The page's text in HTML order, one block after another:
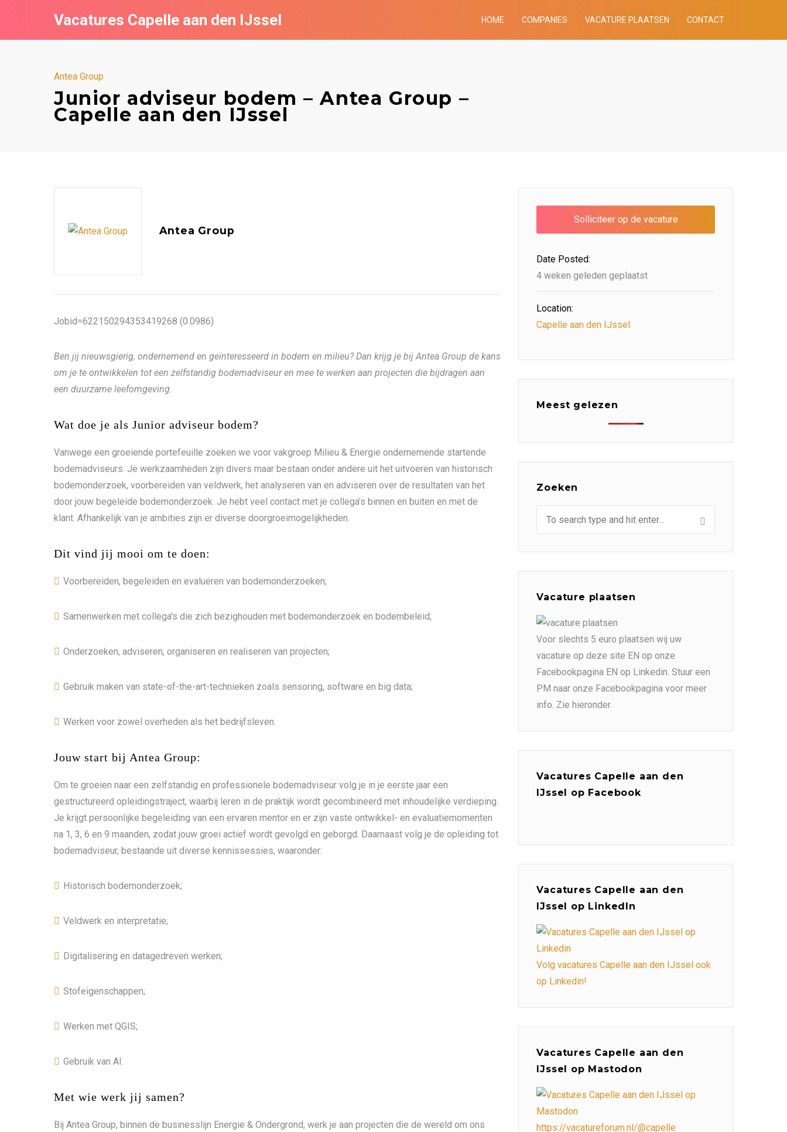
Vacatures Capelle aan den IJssel HOME COMPANIES VACATURE PLAATSEN CONTACT
Antea Group
Junior adviseur bodem – Antea Group –
Capelle aan den IJssel
Antea Group
Jobid=622150294353419268 (0.0986)
Ben jij nieuwsgierig, ondernemend en geïnteresseerd in bodem en milieu? Dan krijg je bij Antea Group de kans
om je te ontwikkelen tot een zelfstandig bodemadviseur en mee te werken aan projecten die bijdragen aan
een duurzame leefomgeving.
Wat doe je als Junior adviseur bodem?
Vanwege een groeiende portefeuille zoeken we voor vakgroep Milieu & Energie ondernemende startende
bodemadviseurs. Je werkzaamheden zijn divers maar bestaan onder andere uit het uitvoeren van historisch
bodemonderzoek, voorbereiden van veldwerk, het analyseren van en adviseren over de resultaten van het
door jouw begeleide bodemonderzoek. Je hebt veel contact met je collega’s binnen en buiten en met de
klant. Afhankelijk van je ambities zijn er diverse doorgroeimogelijkheden.
Dit vind jij mooi om te doen:
Voorbereiden, begeleiden en evalueren van bodemonderzoeken;
Samenwerken met collega's die zich bezighouden met bodemonderzoek en bodembeleid;
Onderzoeken, adviseren, organiseren en realiseren van projecten;
Gebruik maken van state-of-the-art-technieken zoals sensoring, software en big data;
Werken voor zowel overheden als het bedrijfsleven.
Jouw start bij Antea Group:
Om te groeien naar een zelfstandig en professionele bodemadviseur volg je in je eerste jaar een
gestructureerd opleidingstraject, waarbij leren in de praktijk wordt gecombineerd met inhoudelijke verdieping.
Je krijgt persoonlijke begeleiding van een ervaren mentor en er zijn vaste ontwikkel- en evaluatiemomenten
na 1, 3, 6 en 9 maanden, zodat jouw groei actief wordt gevolgd en geborgd. Daarnaast volg je de opleiding tot
bodemadviseur, bestaande uit diverse kennissessies, waaronder:
Historisch bodemonderzoek;
Veldwerk en interpretatie;
Digitalisering en datagedreven werken;
Stofeigenschappen;
Werken met QGIS;
Gebruik van AI.
Met wie werk jij samen?
Bij Antea Group, binnen de businesslijn Energie & Ondergrond, werk je aan projecten die de wereld om ons
Date Posted:
4 weken geleden geplaatst
Location:
Capelle aan den IJssel
Meest gelezen
Zoeken
Vacature plaatsen
Voor slechts 5 euro plaatsen wij uw
vacature op deze site EN op onze
Facebookpagina EN op Linkedin. Stuur een
PM naar onze Facebookpagina voor meer
info. Zie hieronder.
Vacatures Capelle aan den
IJssel op Facebook
Vacatures Capelle aan den
IJssel op LinkedIn
Volg vacatures Capelle aan den IJssel ook
op Linkedin!
Vacatures Capelle aan den
IJssel op Mastodon
https://vacatureforum.nl/@capelle